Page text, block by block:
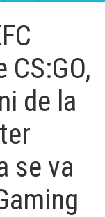
de la
se va